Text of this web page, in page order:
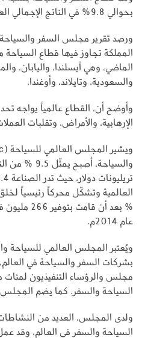
بحوالي 9.8% في الناتج الإجمالي العالمي.
ورصد تقرير مجلس السفر والسياحة
المملكة تجاوز فيها قطاع السياحة
الماضي، وهي آيسلندا، واليابان،
والسعودية، وتايلاند، وأوغندا.
وأوضح أن، القطاع عالمياً يواجه
الإرهابية، والأمراض، وتقلبات
% بعد أن
عام 2014م.
ويُعتبر المجلس العالمي للسياحة
بشركات السفر والسياحة في
مجلس والرؤساء التنفيذيون
السياحة والسفر. كما يضم المجلس 130 شركة سياحية عبر العالم.
ولدى المجلس، العديد من
السياحة والسفر في العالم، وقد